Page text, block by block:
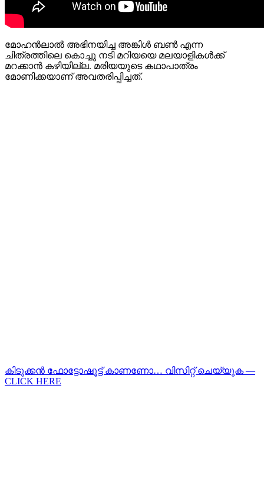
മോഹൻലാൽ അഭിനയിച്ച അങ്കിൾ ബൺ എന്ന
ചിത്രത്തിലെ കൊച്ചു നടി മറിയയെ മലയാളികൾക്ക്
മറക്കാൻ കഴിയില്ല. മരിയയുടെ കഥാപാത്രം
മോണിക്കയാണ് അവതരിപ്പിച്ചത്.
കിടുക്കന്‍ ഫോട്ടോഷൂട്ട്‌ കാണണോ… വിസിറ്റ് ചെയ്യുക —
CLICK HERE